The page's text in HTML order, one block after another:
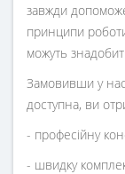
завжди
принципи
можуть
Замовивши у
доступна, ви
- професійну
- швидку